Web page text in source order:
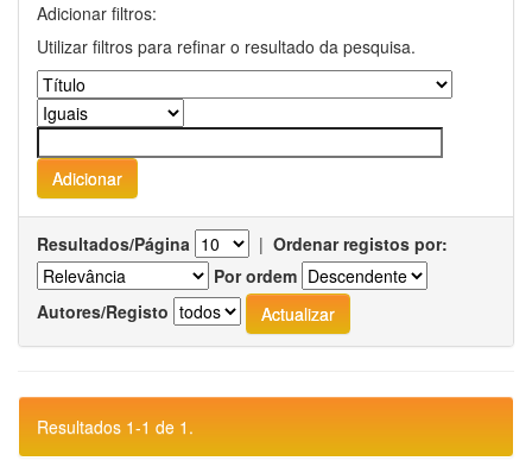
Adicionar filtros:
Utilizar filtros para refinar o resultado da pesquisa.
Resultados/Página | Ordenar registos por:
Por ordem
Autores/Registo
Resultados 1-1 de 1.